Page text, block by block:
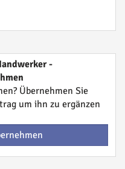
-
Übernehmen Sie
um ihn zu ergänzen